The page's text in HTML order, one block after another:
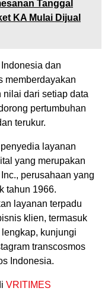
Tanggal
KA Mulai Dijual
dan
memberdayakan
nilai dari setiap data
pertumbuhan
terukur.
layanan
yang merupakan
perusahaan yang
tahun 1966.
layanan terpadu
klien, termasuk
kunjungi
transcosmos
Indonesia.
VRITIMES